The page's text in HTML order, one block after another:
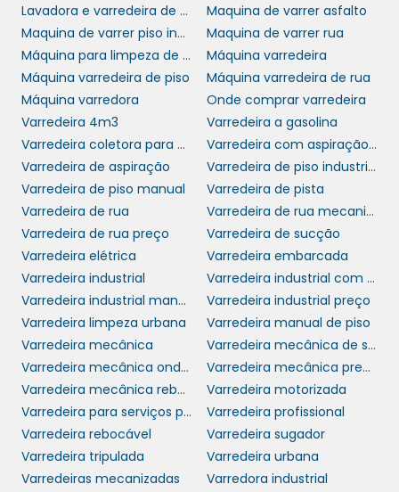
Outra grande vantagem dasvarredeiras
motorizadas é a facilidade de operação.
Mesmo que não haja experiência prévia, o
design intuitivo e ergonômico dos controles
permite que os usuários manuseiem o
equipamento com facilidade. Muitos modelos
incluem painéis de controle de fácil leitura e
função de auto-limpeza, que simplificam
ainda mais a operação e manutenção.
A manutenção regular da varredeira
motorizada é simples e rápida. As peças
podem ser facilmente acessadas, o que
garante um custo baixo de manutenção e um
tempo de inatividade reduzido. Com manuais
detalhados e suporte técnico disponível, as
empresas podem garantir que seu
investimento esteja sempre pronto para
fornecer resultados excepcionais.
APLICAÇÕES EM DIVERSOS
SETORES
Lavadora e varredeira de piso
Maquina de varrer asfalto
Maquina de varrer piso industrial
Maquina de varrer rua
Máquina para limpeza de ruas
Máquina varredeira
Máquina varredeira de piso
Máquina varredeira de rua
Máquina varredora
Onde comprar varredeira
Varredeira 4m3
Varredeira a gasolina
Varredeira coletora para uso interno e externo
Varredeira com aspiração mc 700
Varredeira de aspiração
Varredeira de piso industrial
Varredeira de piso manual
Varredeira de pista
Varredeira de rua
Varredeira de rua mecanizada
Varredeira de rua preço
Varredeira de sucção
Varredeira elétrica
Varredeira embarcada
Varredeira industrial
Varredeira industrial com trator
Varredeira industrial manual
Varredeira industrial preço
Varredeira limpeza urbana
Varredeira manual de piso
Varredeira mecânica
Varredeira mecânica de sucção
Varredeira mecânica onde comprar
Varredeira mecânica preço
Varredeira mecânica rebocável
Varredeira motorizada
Varredeira para serviços pesados em grandes áreas
Varredeira profissional
Varredeira rebocável
Varredeira sugador
Varredeira tripulada
Varredeira urbana
Varredeiras mecanizadas
Varredora industrial